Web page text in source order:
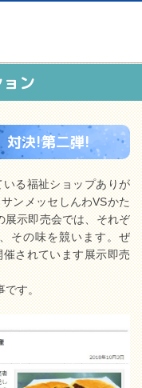
ン
対決!第二弾!
る福祉ショップありが
ンメッセしんわVSかた
展示即売会では、それぞ
その味を競います。ぜ
されています展示即売
です。